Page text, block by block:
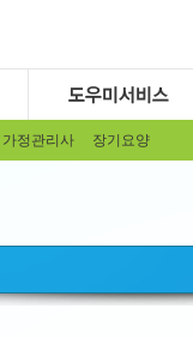
가정관리사 장기요양